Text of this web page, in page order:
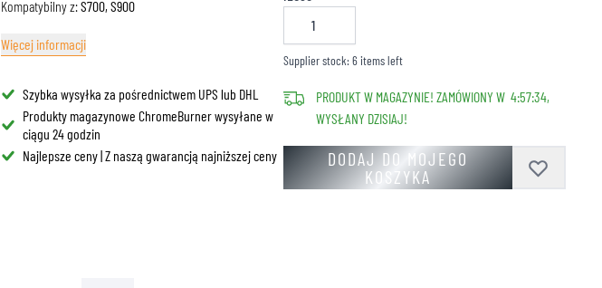
BLENDY PRZECIWSŁONECZNE
CZĘŚCI DO KASKÓW
ODZIEŻ CODZIENNA
MNÓSTWO
CZAPKI
OKULARY
Supplier stock: 6 items left
PRODUKT W MAGAZYNIE! ZAMÓWIONY W 4:57:33,
WYSŁANY DZISIAJ!
DODAJ DO MOJEGO
KOSZYKA
Kompatybilny z:S700, S900
Więcej informacji
Szybka wysyłka za pośrednictwem UPS lub DHL
Produkty magazynowe ChromeBurner wysyłane w
ciągu 24 godzin
Najlepsze ceny | Z naszą gwarancją najniższej ceny